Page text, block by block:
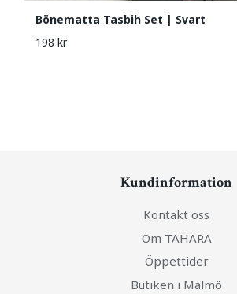
Bönematta Tasbih Set | Svart
198 kr
Kundinformation
Kontakt oss
Om TAHARA
Öppettider
Butiken i Malmö